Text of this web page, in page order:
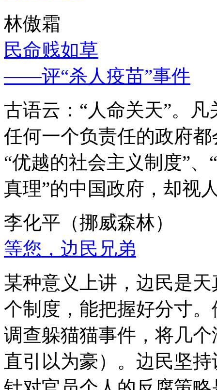
林傲霜
民命贱如草
——评“杀人疫苗”事件
古语云：“人命关天”。
任何一个负责任的政府
“优越的社会主义制度”
真理”的中国政府，却视
李化平（挪威森林）
等您，边民兄弟
某种意义上讲，边民是
个制度，能把握好分寸
调查躲猫猫事件，将几
直引以为豪）。边民坚